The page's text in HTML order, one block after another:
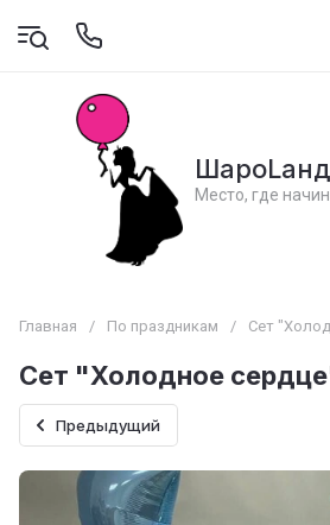
Место, где
Главная / По праздникам / Сет
Сет "Холодное
Предыдущий